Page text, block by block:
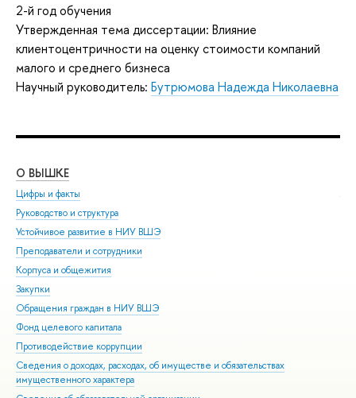
2-й год обучения
Утвержденная тема диссертации: Влияние
клиентоцентричности на оценку стоимости компаний
малого и среднего бизнеса
Научный руководитель: Бутрюмова Надежда Николаевна
О ВЫШКЕ
Цифры и факты
Руководство и структура
Устойчивое развитие в НИУ ВШЭ
Преподаватели и сотрудники
Корпуса и общежития
Закупки
Обращения граждан в НИУ ВШЭ
Фонд целевого капитала
Противодействие коррупции
Сведения о доходах, расходах, об имуществе и обязательствах
имущественного характера